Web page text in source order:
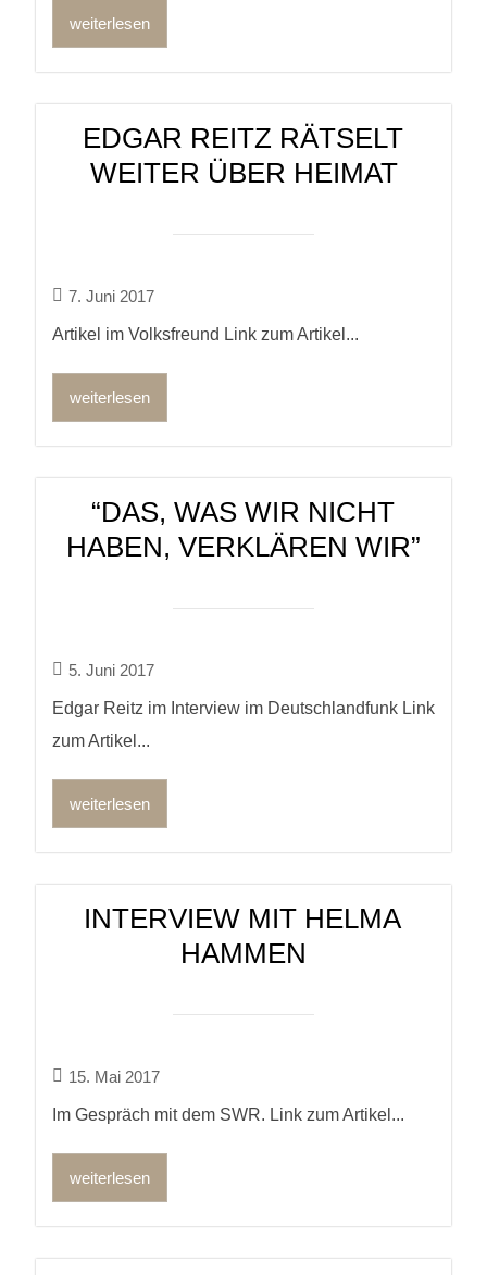
weiterlesen
EDGAR REITZ RÄTSELT
WEITER ÜBER HEIMAT
7. Juni 2017
Artikel im Volksfreund Link zum Artikel...
weiterlesen
“DAS, WAS WIR NICHT
HABEN, VERKLÄREN WIR”
5. Juni 2017
Edgar Reitz im Interview im Deutschlandfunk Link
zum Artikel...
weiterlesen
INTERVIEW MIT HELMA
HAMMEN
15. Mai 2017
Im Gespräch mit dem SWR. Link zum Artikel...
weiterlesen